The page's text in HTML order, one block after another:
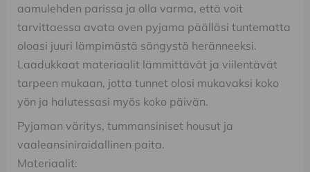
aamulehden parissa ja olla varma, että voit
tarvittaessa avata oven pyjama päälläsi tuntematta
oloasi juuri lämpimästä sängystä heränneeksi.
Laadukkaat materiaalit lämmittävät ja viilentävät
tarpeen mukaan, jotta tunnet olosi mukavaksi koko
yön ja halutessasi myös koko päivän.
Pyjaman väritys, tummansiniset housut ja
vaaleansiniraidallinen paita.
Materiaalit: